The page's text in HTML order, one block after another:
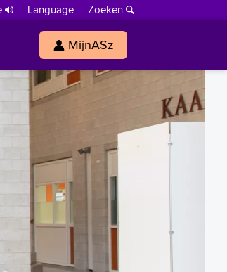
Language
Zoeken
MijnASz